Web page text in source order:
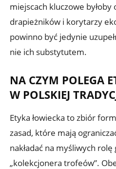
miejscach kluczowe
drapieżników i korytarzy
powinno być jedynie
nie ich substytutem.
NA CZYM POLEGA
W POLSKIEJ
Etyka łowiecka to zbiór
zasad, które mają
nakładać na myśliwych rolę
„kolekcjonera trofeów”.